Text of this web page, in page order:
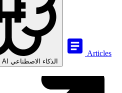
AI الذكاء الاصطناعي
Articles